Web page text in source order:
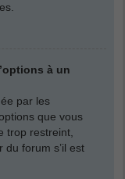
à un
par les
que vous
trop restreint,
forum s’il est